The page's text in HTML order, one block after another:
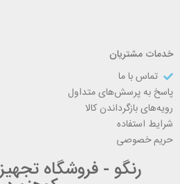
خدمات مشتریان
تماس با ما
پاسخ به پرسش‌های متداول
رویه‌های بازگرداندن کالا
شرایط استفاده
حریم خصوصی
رنگو - فروشگاه